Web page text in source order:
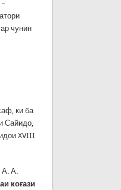
чунин
ки ба
Сайидо,
XVIII
А. А.
коғази